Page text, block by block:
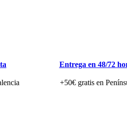
Entrega en 48/72
+50€ gratis en